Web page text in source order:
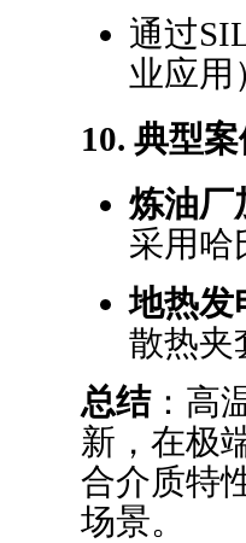
通过
业应用
10. 典型
炼油厂
采用哈
地热发
散热夹
总结：高
新，在极
合介质特
场景。